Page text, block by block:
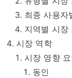
최종 사용자
지역별 시장
시장 역학
시장 영향 요
동인